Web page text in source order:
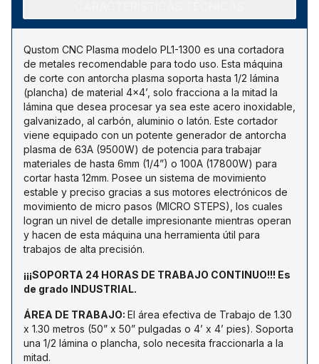
Qustom CNC Plasma modelo PL1-1300 es una cortadora
de metales recomendable para todo uso. Esta máquina
de corte con antorcha plasma soporta hasta 1/2 lámina
(plancha) de material 4x4’, solo fracciona a la mitad la
lámina que desea procesar ya sea este acero inoxidable,
galvanizado, al carbón, aluminio o latón. Este cortador
viene equipado con un potente generador de antorcha
plasma de 63A (9500W) de potencia para trabajar
materiales de hasta 6mm (1/4”) o 100A (17800W) para
cortar hasta 12mm. Posee un sistema de movimiento
estable y preciso gracias a sus motores electrónicos de
movimiento de micro pasos (MICRO STEPS), los cuales
logran un nivel de detalle impresionante mientras operan
y hacen de esta máquina una herramienta útil para
trabajos de alta precisión.
¡¡¡SOPORTA 24 HORAS DE TRABAJO CONTINUO!!! Es
de grado INDUSTRIAL.
ÁREA DE TRABAJO: El área efectiva de Trabajo de 1.30
x 1.30 metros (50” x 50” pulgadas o 4’ x 4’ pies). Soporta
una 1/2 lámina o plancha, solo necesita fraccionarla a la
mitad.